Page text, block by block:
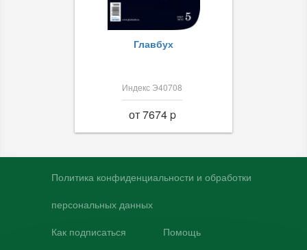
Главбух
Индекс Э40708
от 7674 p
Политика конфиденциальности и обработки
персональных данных
Как подписаться Помощь